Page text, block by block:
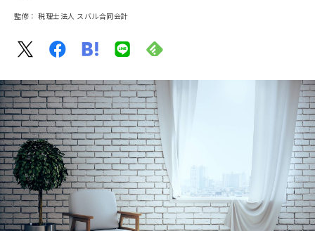
4/5 その他税金特例について
5/5 まとめ
監修： 税理士法人 スバル合同会計